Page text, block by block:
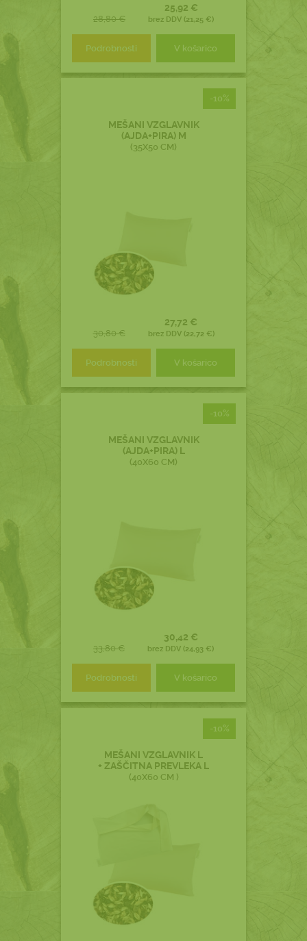
28,80 €
25,92 €
brez DDV (21,25 €)
Podrobnosti V košarico
-10%
MEŠANI VZGLAVNIK
(AJDA+PIRA) M
(35X50 CM)
30,80 €
27,72 €
brez DDV (22,72 €)
Podrobnosti V košarico
-10%
MEŠANI VZGLAVNIK
(AJDA+PIRA) L
(40X60 CM)
33,80 €
30,42 €
brez DDV (24,93 €)
Podrobnosti V košarico
-10%
MEŠANI VZGLAVNIK L
+ ZAŠČITNA PREVLEKA L
(40X60 CM )